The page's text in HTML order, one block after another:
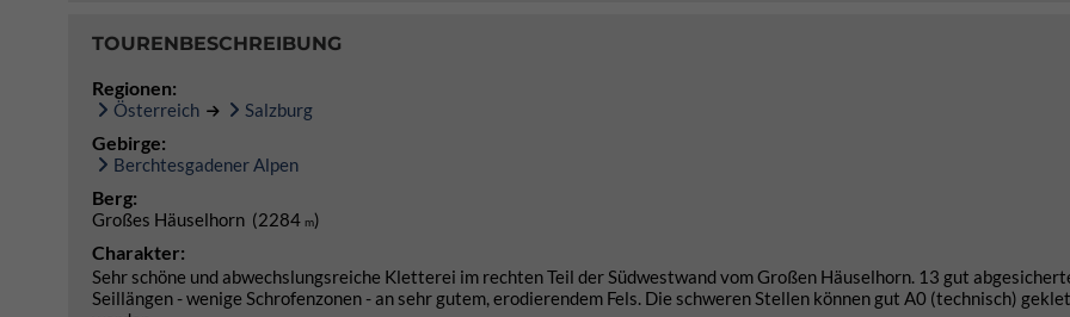
TOURENBESCHREIBUNG
Regionen:
Österreich Salzburg
Gebirge:
Berchtesgadener Alpen
Berg:
Großes Häuselhorn (2284 m)
Charakter:
Sehr schöne und abwechslungsreiche Kletterei im rechten Teil der Südwestwand vom Großen Häuselhorn. 13 gut
Seillängen - wenige Schrofenzonen - an sehr gutem, erodierendem Fels. Die schweren Stellen können gut A0 (technisch)